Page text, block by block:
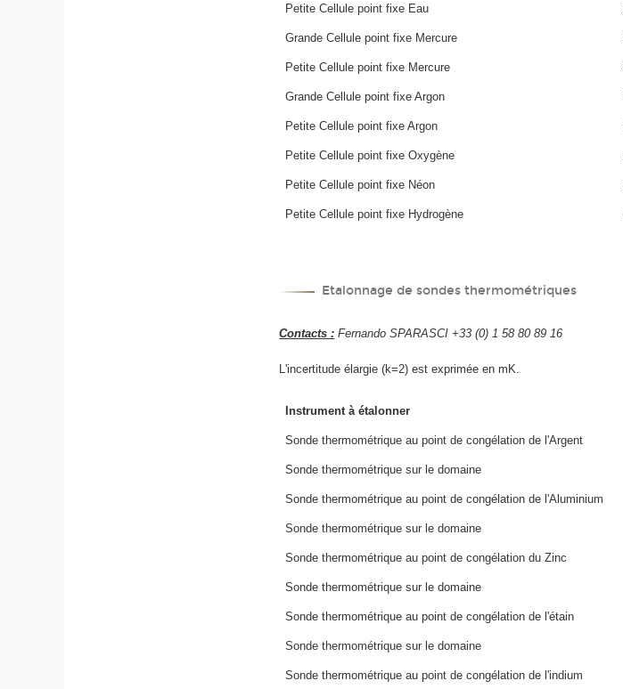
Petite Cellule point fixe Eau
Grande Cellule point fixe Mercure
Petite Cellule point fixe Mercure
Grande Cellule point fixe Argon
Petite Cellule point fixe Argon
Petite Cellule point fixe Oxygène
Petite Cellule point fixe Néon
Petite Cellule point fixe Hydrogène
Etalonnage de sondes thermométriques
Contacts : Fernando SPARASCI +33 (0) 1 58 80 89 16
L'incertitude élargie (k=2) est exprimée en mK.
Instrument à étalonner
Sonde thermométrique au point de congélation de l'Argent
Sonde thermométrique sur le domaine
Sonde thermométrique au point de congélation de l'Aluminium
Sonde thermométrique sur le domaine
Sonde thermométrique au point de congélation du Zinc
Sonde thermométrique sur le domaine
Sonde thermométrique au point de congélation de l'étain
Sonde thermométrique sur le domaine
Sonde thermométrique au point de congélation de l'indium